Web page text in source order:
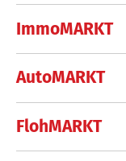
ImmoMARKT
AutoMARKT
FlohMARKT